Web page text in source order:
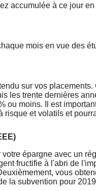
accumulée à ce jour
mois en vue des
sur vos
les trente dernières
ou moins. Il est
risque et volatils et
épargne avec un
fructifie à l'abri de
vous
la subvention pour